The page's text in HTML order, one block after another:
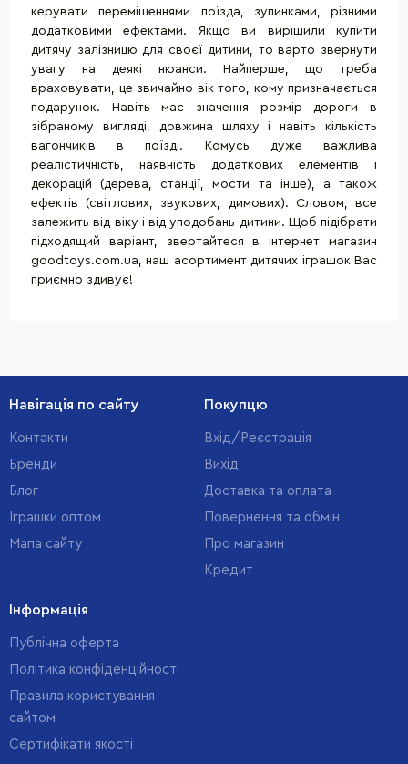
керувати переміщеннями поїзда, зупинками, різними
додатковими ефектами. Якщо ви вирішили купити
дитячу залізницю для своєї дитини, то варто звернути
увагу на деякі нюанси. Найперше, що треба
враховувати, це звичайно вік того, кому призначається
подарунок. Навіть має значення розмір дороги в
зібраному вигляді, довжина шляху і навіть кількість
вагончиків в поїзді. Комусь дуже важлива
реалістичність, наявність додаткових елементів і
декорацій (дерева, станції, мости та інше), а також
ефектів (світлових, звукових, димових). Словом, все
залежить від віку і від уподобань дитини. Щоб підібрати
підходящий варіант, звертайтеся в інтернет магазин
goodtoys.com.ua, наш асортимент дитячих іграшок Вас
приємно здивує!
Навігація по сайту
Контакти
Бренди
Блог
Іграшки оптом
Мапа сайту
Покупцю
Вхід/Реєстрація
Вихід
Доставка та оплата
Повернення та обмін
Про магазин
Кредит
Інформація
Публічна оферта
Політика конфіденційності
Правила користування
сайтом
Cертифікати якості